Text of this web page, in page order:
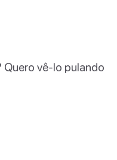
Quero vê-lo pulando